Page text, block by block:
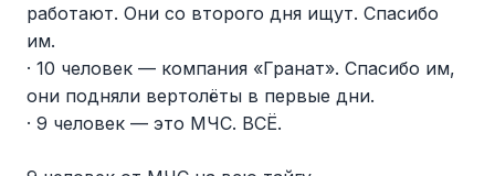
работают. Они со второго дня ищут. Спасибо
им.
· 10 человек — компания «Гранат». Спасибо им,
они подняли вертолёты в первые дни.
· 9 человек — это МЧС. ВСЁ.